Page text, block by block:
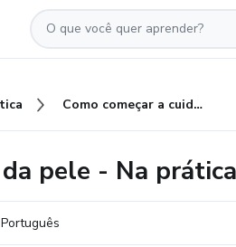
Como começar a cuidar da pele - Na prática
pele - Na prática
Português